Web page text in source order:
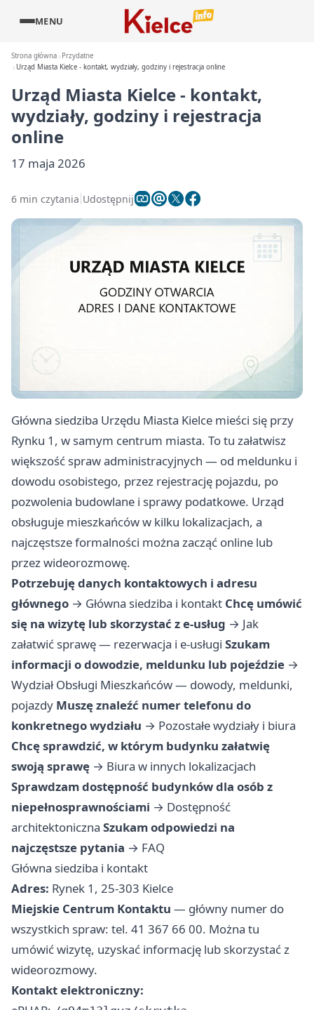
MENU
Strona główna
Przydatne
Urząd Miasta Kielce - kontakt, wydziały, godziny i rejestracja online
Urząd Miasta Kielce - kontakt,
wydziały, godziny i rejestracja
online
17 maja 2026
6 min czytania Udostępnij
Główna siedziba Urzędu Miasta Kielce mieści się przy
Rynku 1, w samym centrum miasta. To tu załatwisz
większość spraw administracyjnych — od meldunku i
dowodu osobistego, przez rejestrację pojazdu, po
pozwolenia budowlane i sprawy podatkowe. Urząd
obsługuje mieszkańców w kilku lokalizacjach, a
najczęstsze formalności można zacząć online lub
przez wideorozmowę.
Potrzebuję danych kontaktowych i adresu
głównego → Główna siedziba i kontakt Chcę umówić
się na wizytę lub skorzystać z e-usług → Jak
załatwić sprawę — rezerwacja i e-usługi Szukam
informacji o dowodzie, meldunku lub pojeździe →
Wydział Obsługi Mieszkańców — dowody, meldunki,
pojazdy Muszę znaleźć numer telefonu do
konkretnego wydziału → Pozostałe wydziały i biura
Chcę sprawdzić, w którym budynku załatwię
swoją sprawę → Biura w innych lokalizacjach
Sprawdzam dostępność budynków dla osób z
niepełnosprawnościami → Dostępność
architektoniczna Szukam odpowiedzi na
najczęstsze pytania → FAQ
Główna siedziba i kontakt
Adres: Rynek 1, 25-303 Kielce
Miejskie Centrum Kontaktu — główny numer do
wszystkich spraw: tel. 41 367 66 00. Można tu
umówić wizytę, uzyskać informację lub skorzystać z
wideorozmowy.
Kontakt elektroniczny: